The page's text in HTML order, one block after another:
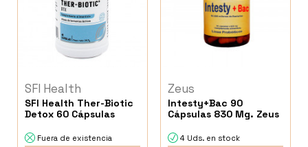
SFI Health
SFI Health Ther-Biotic
Detox 60 Cápsulas
Fuera de existencia
Zeus
Intesty+Bac 90
Cápsulas 830 Mg. Zeus
4 Uds. en stock